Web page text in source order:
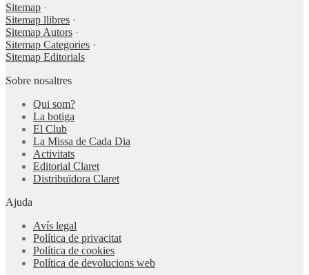
Sitemap ·
Sitemap llibres ·
Sitemap Autors ·
Sitemap Categories ·
Sitemap Editorials
Sobre nosaltres
Qui som?
La botiga
El Club
La Missa de Cada Dia
Activitats
Editorial Claret
Distribuïdora Claret
Ajuda
Avís legal
Política de privacitat
Política de cookies
Política de devolucions web